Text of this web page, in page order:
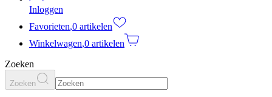
Inloggen
Favorieten,0 artikelen
Winkelwagen,0 artikelen
Zoeken
Zoeken